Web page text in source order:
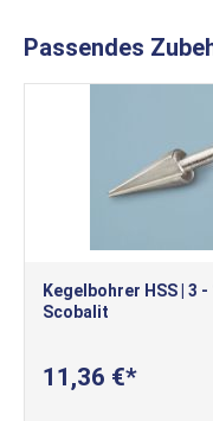
Passendes
Kegelbohrer HSS | 3 -
Scobalit
11,36 €